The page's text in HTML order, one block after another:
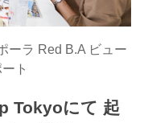
ーラ Red B.A ビュー
ト
Tokyoにて 起